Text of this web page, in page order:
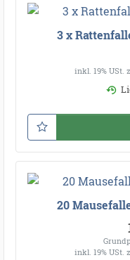
3 x
inkl. 19% USt.
20
inkl. 19% USt.